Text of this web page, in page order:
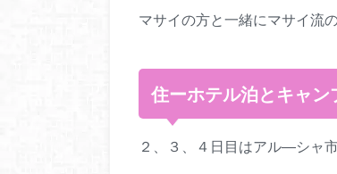
マサイの方と一緒にマサイ流
住ーホテル泊とキャン
２、３、４日目はアル―シャ